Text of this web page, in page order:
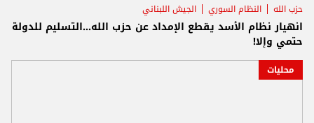
حزب الله النظام السوري الجيش اللبناني
انهيار نظام الأسد يقطع الإمداد عن حزب الله...التسليم للدولة
حتمي وإلا!
محليات